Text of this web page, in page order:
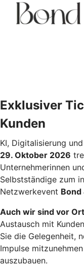
Exklusiver
Kunden
KI, Digitalisierung
29. Oktober 2026
Unternehmerinnen
Selbstständige zum
Netzwerkevent Bond
Auch wir sind vor Ort
Austausch mit
Sie die Gelegenheit,
Impulse
auszubauen.